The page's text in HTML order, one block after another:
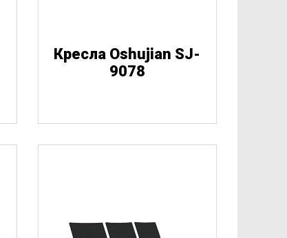
Кресла Oshujian SJ-
9078